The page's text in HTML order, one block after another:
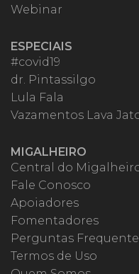
Webinar
ESPECIAIS
#covid19
dr. Pintassilgo
Lula Fala
Vazamentos Lava
MIGALHEIRO
Central do
Fale Conosco
Apoiadores
Fomentadores
Perguntas
Termos de Uso